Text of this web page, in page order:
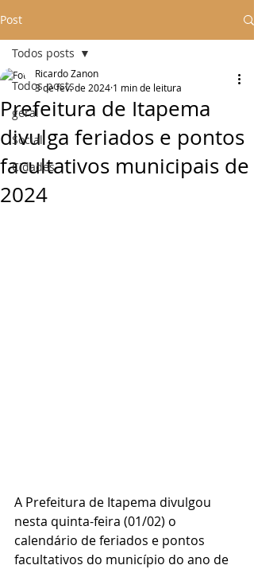
Post
Todos posts
geral
Social
Cidades
Todos posts
Prefeitura de Itapema
divulga feriados e pontos
facultativos municipais de
2024
Ricardo Zanon
3 de fev. de 2024 1 min de leitura
A Prefeitura de Itapema divulgou
nesta quinta-feira (01/02) o
calendário de feriados e pontos
facultativos do município do ano de